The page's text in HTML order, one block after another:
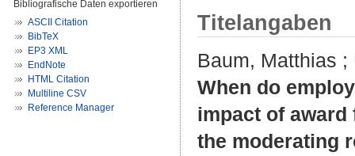
Bibliografische Daten exportieren
ASCII Citation
BibTeX
EP3 XML
EndNote
HTML Citation
Multiline CSV
Reference Manager
Titelangaben
Baum, Matthias ;
When do
impact of
the moderating